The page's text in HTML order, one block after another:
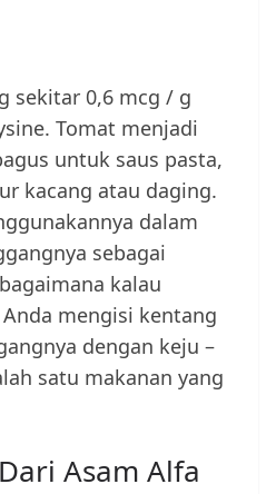
sekitar 0,6 mcg / g
Tomat menjadi
untuk saus pasta,
kacang atau daging.
dalam
sebagai
kalau
mengisi kentang
dengan keju –
satu makanan yang
Asam Alfa